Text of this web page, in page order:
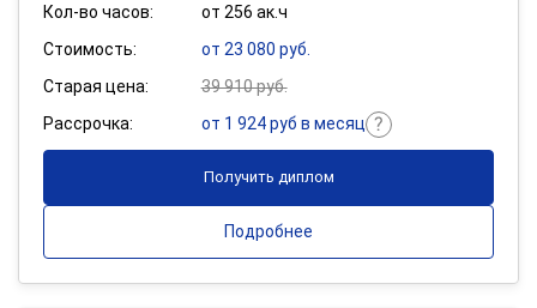
Кол-во часов:
от 256 ак.ч
Стоимость:
от 23 080 руб.
Старая цена:
39 910 руб.
Рассрочка:
от 1 924 руб в месяц
Получить диплом
Подробнее